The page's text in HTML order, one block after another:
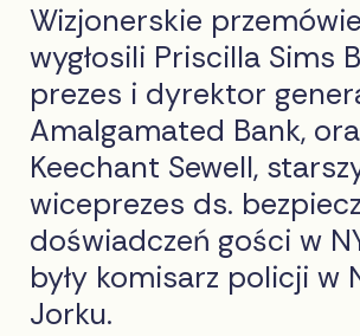
Wizjonerskie
wygłosili Priscilla Sims
prezes i dyrektor
Amalgamated Bank,
Keechant Sewell,
wiceprezes ds.
doświadczeń gości w
były komisarz policji w
Jorku.